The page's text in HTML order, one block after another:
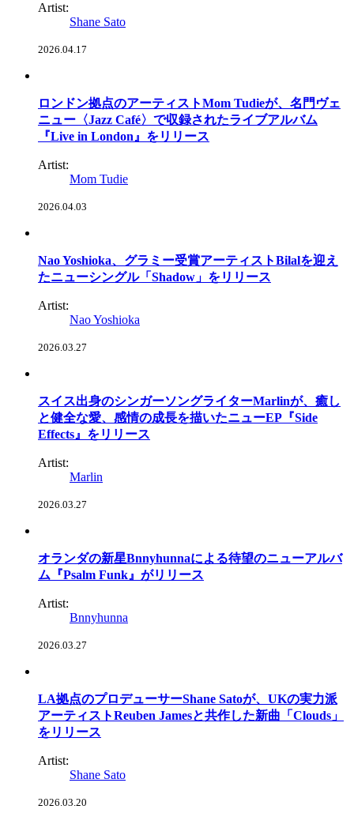
Artist:
Shane Sato
2026.04.17
ロンドン拠点のアーティストMom Tudieが、名門ヴェ
ニュー〈Jazz Café〉で収録されたライブアルバム
『Live in London』をリリース
Artist:
Mom Tudie
2026.04.03
Nao Yoshioka、グラミー受賞アーティストBilalを迎え
たニューシングル「Shadow」をリリース
Artist:
Nao Yoshioka
2026.03.27
スイス出身のシンガーソングライターMarlinが、癒し
と健全な愛、感情の成長を描いたニューEP『Side
Effects』をリリース
Artist:
Marlin
2026.03.27
オランダの新星Bnnyhunnaによる待望のニューアルバ
ム『Psalm Funk』がリリース
Artist:
Bnnyhunna
2026.03.27
LA拠点のプロデューサーShane Satoが、UKの実力派
アーティストReuben Jamesと共作した新曲「Clouds」
をリリース
Artist:
Shane Sato
2026.03.20